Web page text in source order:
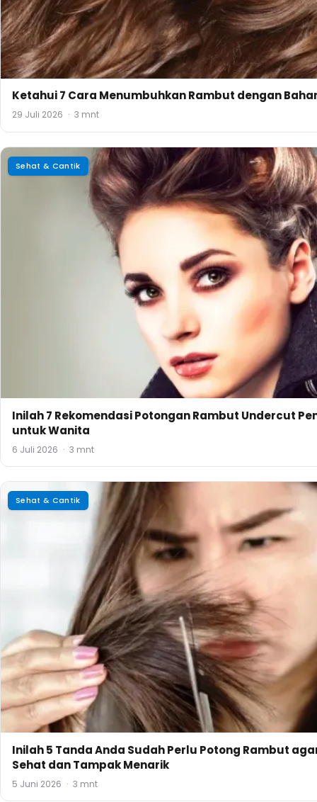
Ketahui 7 Cara Menumbuhkan Rambut dengan
29 Juli 2026 · 3 mnt
Sehat & Cantik
Inilah 7 Rekomendasi Potongan Rambut Undercut
untuk Wanita
6 Juli 2026 · 3 mnt
Sehat & Cantik
Inilah 5 Tanda Anda Sudah Perlu Potong Rambut
Sehat dan Tampak Menarik
5 Juni 2026 · 3 mnt